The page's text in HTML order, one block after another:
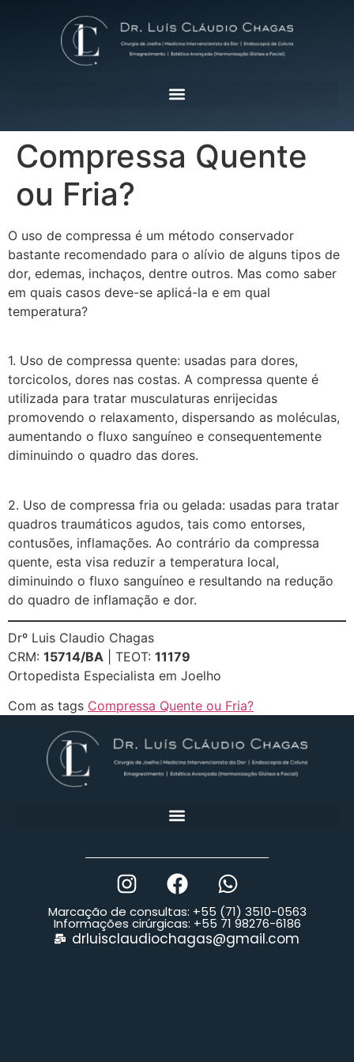
Compressa Quente
ou Fria?
O uso de compressa é um método conservador
bastante recomendado para o alívio de alguns tipos de
dor, edemas, inchaços, dentre outros. Mas como saber
em quais casos deve-se aplicá-la e em qual
temperatura?
1. Uso de compressa quente: usadas para dores,
torcicolos, dores nas costas. A compressa quente é
utilizada para tratar musculaturas enrijecidas
promovendo o relaxamento, dispersando as moléculas,
aumentando o fluxo sanguíneo e consequentemente
diminuindo o quadro das dores.
2. Uso de compressa fria ou gelada: usadas para tratar
quadros traumáticos agudos, tais como entorses,
contusões, inflamações. Ao contrário da compressa
quente, esta visa reduzir a temperatura local,
diminuindo o fluxo sanguíneo e resultando na redução
do quadro de inflamação e dor.
Drº Luis Claudio Chagas
CRM: 15714/BA | TEOT: 11179
Ortopedista Especialista em Joelho
Com as tags Compressa Quente ou Fria?
Marcação de consultas: +55 (71) 3510-0563
Informações cirúrgicas: +55 71 98276-6186
drluisclaudiochagas@gmail.com